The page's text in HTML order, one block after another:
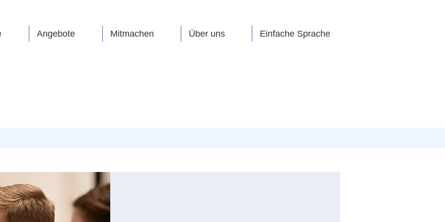
Angebote Mitmachen Über uns Einfache Sprache